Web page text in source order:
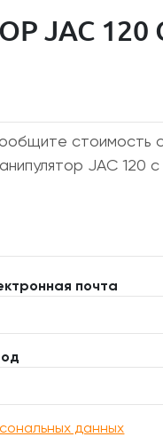
120 С
почта
данных